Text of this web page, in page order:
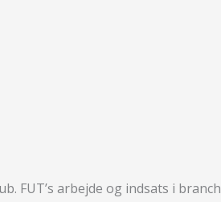
FUT’s arbejde og indsats i